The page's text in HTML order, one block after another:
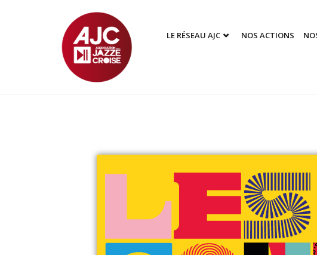
LE RÉSEAU AJC NOS ACTIONS